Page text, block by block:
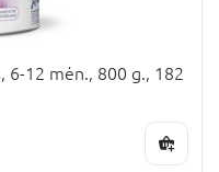
6-12 mėn., 800 g., 182